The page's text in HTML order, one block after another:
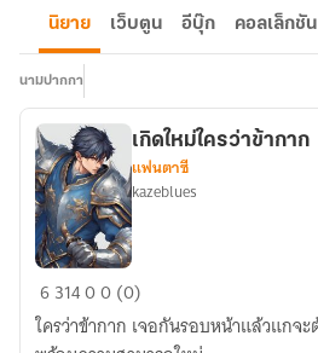
นิยาย เว็บตูน อีบุ๊ก คอลเล็กชัน
นามปากกา
เกิด
ใหม่
ใคร
เกิดใหม่ใครว่าข้ากาก
แฟนตาซี
kazeblues
631400 (0)
ใครว่าข้ากาก เจอกันรอบหน้าแล้วแกจะต้องคิดใหม่ ตายแล้วเกิด